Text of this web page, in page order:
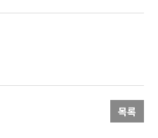
목록